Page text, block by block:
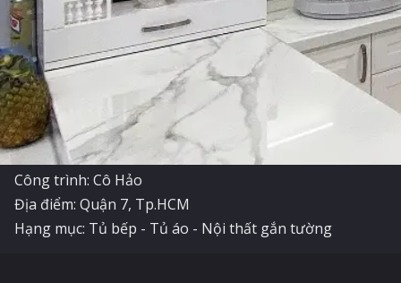
Công trình: Cô Hảo
Địa điểm: Quận 7, Tp.HCM
Hạng mục: Tủ bếp - Tủ áo - Nội thất gắn tường